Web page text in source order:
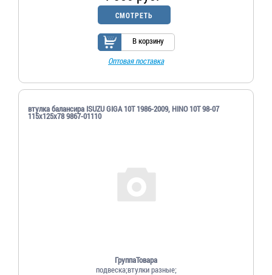
СМОТРЕТЬ
В корзину
Оптовая поставка
втулка балансира ISUZU GIGA 10T 1986-2009, HINO 10T 98-07
115x125x78 9867-01110
ГруппаТовара
подвеска;втулки разные;